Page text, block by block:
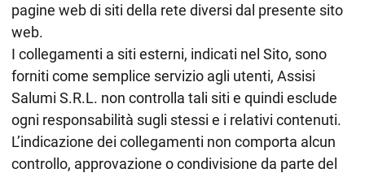
pagine web di siti della rete diversi dal presente sito
web.
I collegamenti a siti esterni, indicati nel Sito, sono
forniti come semplice servizio agli utenti, Assisi
Salumi S.R.L. non controlla tali siti e quindi esclude
ogni responsabilità sugli stessi e i relativi contenuti.
L’indicazione dei collegamenti non comporta alcun
controllo, approvazione o condivisione da parte del